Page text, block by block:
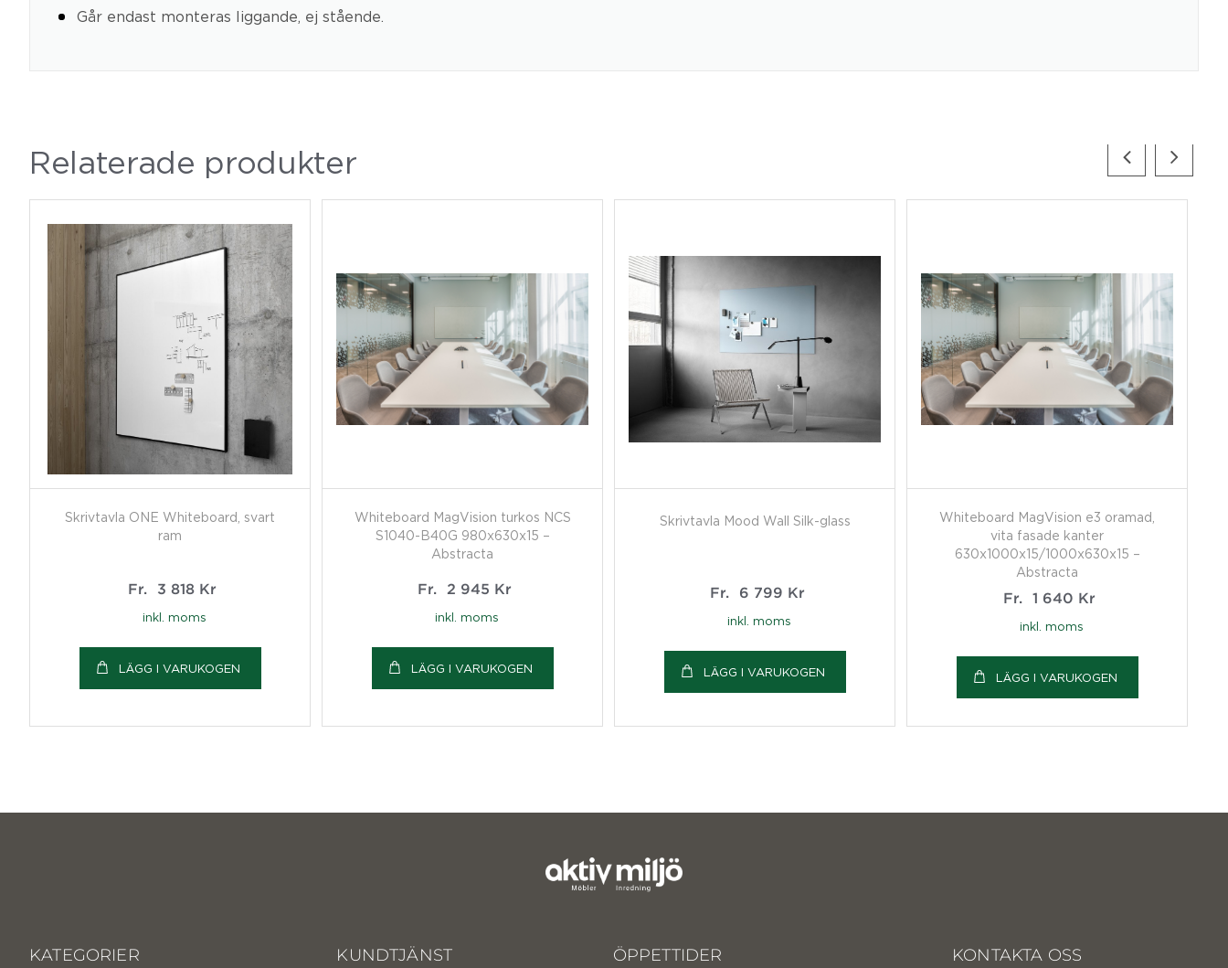
Går endast monteras liggande, ej stående.
Relaterade produkter
Skrivtavla ONE Whiteboard, svart
ram
Fr. 3 818 Kr
inkl. moms
LÄGG I VARUKOGEN
Whiteboard MagVision turkos NCS
S1040-B40G 980x630x15 –
Abstracta
Fr. 2 945 Kr
inkl. moms
LÄGG I VARUKOGEN
Skrivtavla Mood Wall Silk-glass
Fr. 6 799 Kr
inkl. moms
LÄGG I VARUKOGEN
Whiteboard MagVision e3 oramad,
vita fasade kanter
630x1000x15/1000x630x15 –
Abstracta
Fr.
1 640 Kr
inkl. moms
LÄGG I VARUKOGEN
KATEGORIER KUNDTJÄNST ÖPPETTIDER KONTAKTA OSS